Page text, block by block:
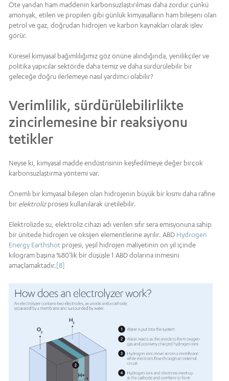
Öte yandan ham maddenin karbonsuzlaştırılması daha zordur çünkü
amonyak, etilen ve propilen gibi günlük kimyasalların ham bileşeni olan
petrol ve gaz, doğrudan hidrojen ve karbon kaynakları olarak işlev
görür.
Küresel kimyasal bağımlılığımız göz önüne alındığında, yenilikçiler ve
politika yapıcılar sektörde daha temiz ve daha sürdürülebilir bir
geleceğe doğru ilerlemeye nasıl yardımcı olabilir?
Verimlilik, sürdürülebilirlikte
zincirlemesine bir reaksiyonu
tetikler
Neyse ki, kimyasal madde endüstrisinin keşfedilmeye değer birçok
karbonsuzlaştırma yöntemi var.
Önemli bir kimyasal bileşen olan hidrojenin büyük bir kısmı daha rafine
bir elektrolizprosesi kullanılarak üretilebilir.
Elektrolizde su, elektroliz cihazı adı verilen sıfır sera emisyonuna sahip
bir ünitede hidrojen ve oksijen elementlerine ayrılır. ABD Hydrogen
Energy Earthshot projesi, yeşil hidrojen maliyetinin on yıl içinde
kilogram başına %80’lik bir düşüşle 1 ABD dolarına inmesini
amaçlamaktadır.[8]